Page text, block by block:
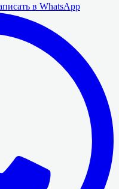
в WhatsApp